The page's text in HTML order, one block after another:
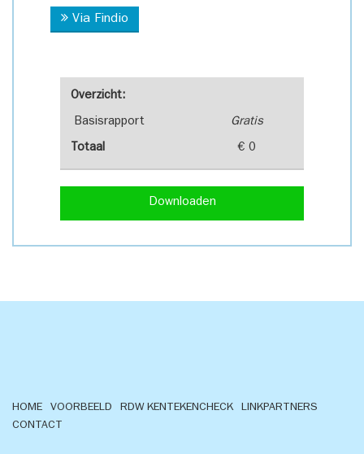
Overzicht:
Basisrapport Gratis
Totaal € 0
Downloaden
Via Findio
HOME VOORBEELD RDW KENTEKENCHECK
LINKPARTNERS
CONTACT